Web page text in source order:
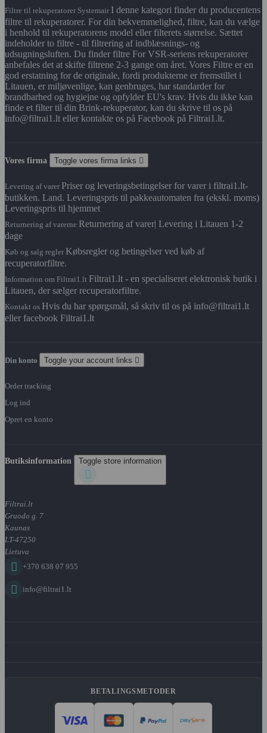
Filtre til rekuperatorer Systemair I denne kategori finder du producentens
filtre til rekuperatorer. For din bekvemmelighed, filtre, kan du vælge
i henhold til rekuperatorens model eller filterets størrelse. Sættet
indeholder to filtre - til filtrering af indblæsnings- og
udsugningsluften. Du finder filtre For VSR-seriens rekuperatorer
anbefales det at skifte filtrene 2-3 gange om året. Vores Filtre er en
god erstatning for de originale, fordi produkterne er fremstillet i
Litauen, er miljøvenlige, kan genbruges, har standarder for
brandbarhed og hygiejne og opfylder EU's krav. Hvis du ikke kan
finde et filter til din Brink-rekuperator, kan du skrive til os på
info@filtrai1.lt eller kontakte os på Facebook på Filtrai1.lt.
Vores firma Toggle vores firma links 
Levering af varer Priser og leveringsbetingelser for varer i filtrai1.lt-
butikken. Land. Leveringspris til pakkeautomaten fra (ekskl. moms)
Leveringspris til hjemmet
Returnering af varerne Returnering af varer| Levering i Litauen 1-2
dage
Køb og salg regler Købsregler og betingelser ved køb af
recuperatorfiltre.
Information om Filtrai1.lt Filtrai1.lt - en specialiseret elektronisk butik i
Litauen, der sælger recuperatorfiltre.
Kontakt os Hvis du har spørgsmål, så skriv til os på info@filtrai1.lt
eller facebook Filtrai1.lt
Din konto Toggle your account links 
Order tracking
Log ind
Opret en konto
Butiksinformation Toggle store information

Filtrai.lt
Gruodo g. 7
Kaunas
LT-47250
Lietuva
 +370 638 07 955
 info@filtrai1.lt
BETALINGSMETODER